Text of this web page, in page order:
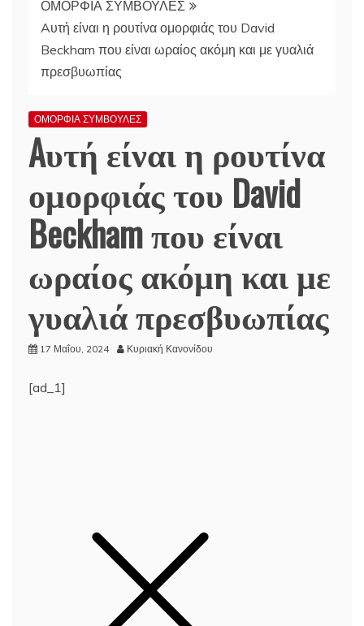
ΟΜΟΡΦΙΑ ΣΥΜΒΟΥΛΕΣ
Aυτή είναι η ρουτίνα ομορφιάς του David
Beckham που είναι ωραίος ακόμη και με γυαλιά
πρεσβυωπίας
ΟΜΟΡΦΙΑ ΣΥΜΒΟΥΛΕΣ
Aυτή είναι η ρουτίνα
ομορφιάς του David
Beckham που είναι
ωραίος ακόμη και με
γυαλιά πρεσβυωπίας
17 Μαΐου, 2024 Κυριακή Κανονίδου
[ad_1]